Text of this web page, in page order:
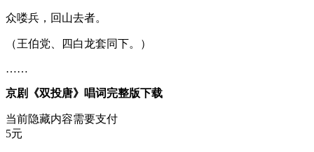
众喽兵，回山去者。
（王伯党、四白龙套同下。）
……
京剧《双投唐》唱词完整版下载
当前隐藏内容需要支付
5元